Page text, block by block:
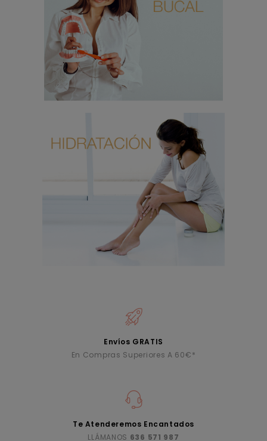
Envíos GRATIS
En Compras Superiores A 60€*
Te Atenderemos Encantados
LLÁMANOS 636 571 987